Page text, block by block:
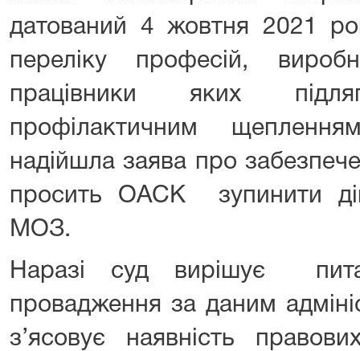
датований 4 жовтня 2021
переліку професій,
працівники яких
профілактичним
надійшла заява про
просить ОАСК зупинити
МОЗ.
Наразі суд вирішує
провадження за даним
з’ясовує наявність